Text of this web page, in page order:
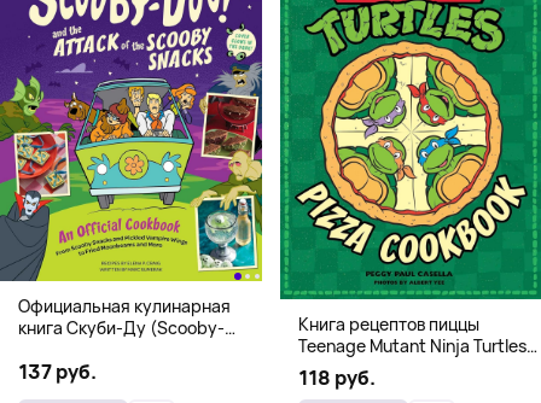
Официальная кулинарная
книга Скуби-Ду (Scooby-
Scooby Snacks), Твердый
137 руб.
Книга рецептов пиццы
Teenage Mutant Ninja Turtles
Pizza Cookbook (На
английском)
118 руб.